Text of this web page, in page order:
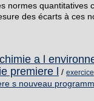
normes quantitatives
des écarts à ces
a l
premiere l /
s nouveau